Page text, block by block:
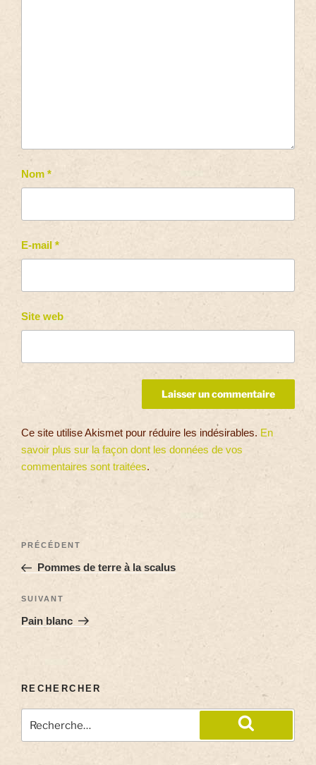
Nom *
E-mail *
Site web
Ce site utilise Akismet pour réduire les indésirables. En
savoir plus sur la façon dont les données de vos
commentaires sont traitées.
PRÉCÉDENT
Pommes de terre à la scalus
SUIVANT
Pain blanc
RECHERCHER